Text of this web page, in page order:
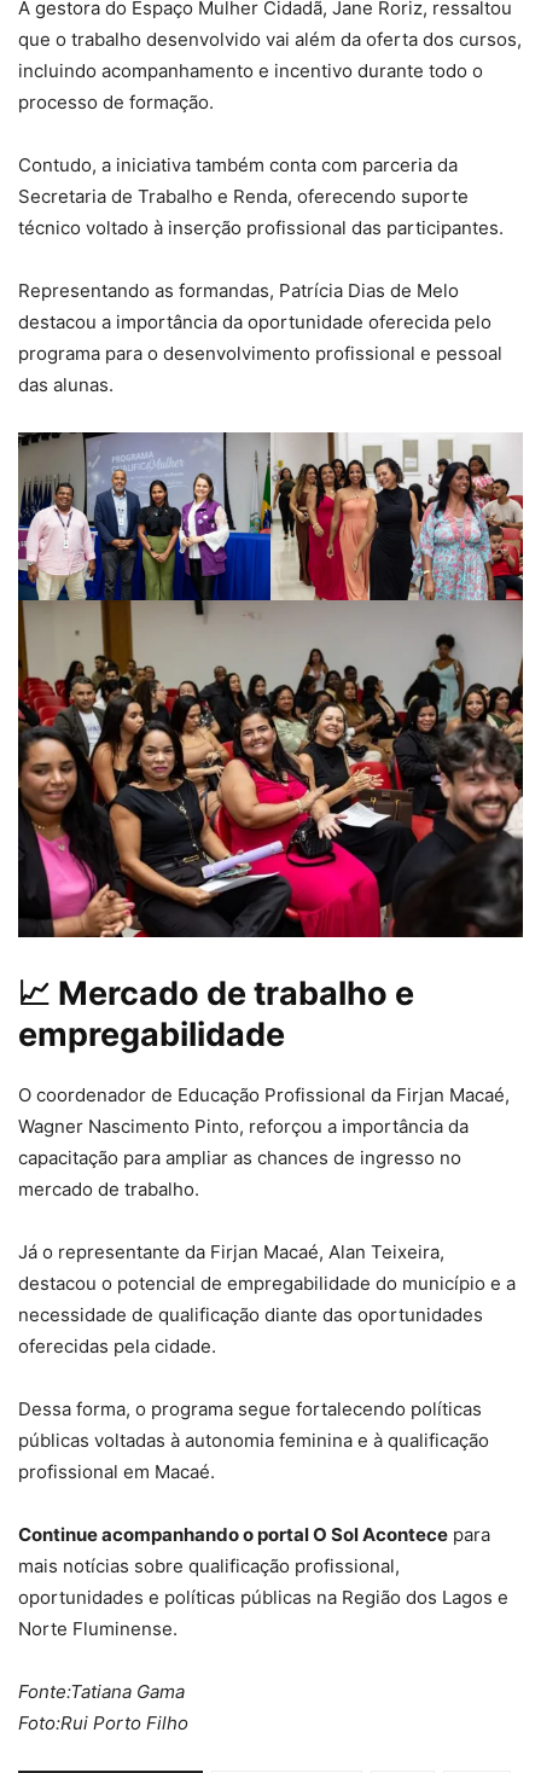
A gestora do Espaço Mulher Cidadã, Jane Roriz, ressaltou
que o trabalho desenvolvido vai além da oferta dos cursos,
incluindo acompanhamento e incentivo durante todo o
processo de formação.
Contudo, a iniciativa também conta com parceria da
Secretaria de Trabalho e Renda, oferecendo suporte
técnico voltado à inserção profissional das participantes.
Representando as formandas, Patrícia Dias de Melo
destacou a importância da oportunidade oferecida pelo
programa para o desenvolvimento profissional e pessoal
das alunas.
📈 Mercado de trabalho e
empregabilidade
O coordenador de Educação Profissional da Firjan Macaé,
Wagner Nascimento Pinto, reforçou a importância da
capacitação para ampliar as chances de ingresso no
mercado de trabalho.
Já o representante da Firjan Macaé, Alan Teixeira,
destacou o potencial de empregabilidade do município e a
necessidade de qualificação diante das oportunidades
oferecidas pela cidade.
Dessa forma, o programa segue fortalecendo políticas
públicas voltadas à autonomia feminina e à qualificação
profissional em Macaé.
Continue acompanhando o portal O Sol Acontece para
mais notícias sobre qualificação profissional,
oportunidades e políticas públicas na Região dos Lagos e
Norte Fluminense.
Fonte:Tatiana Gama
Foto:Rui Porto Filho